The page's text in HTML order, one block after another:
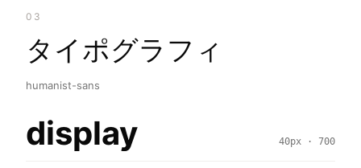
03
タイポグラフィ
humanist-sans
display 40px · 700